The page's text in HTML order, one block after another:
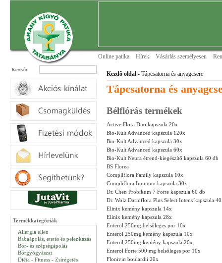
Online patika Hírek Vásárlás személyesen
Keresõ:
Termékkategóriák
Allergia ellen
Babaápolás, etetés és pelenkázás
Bőr- és szépségápolás
Bőrgyógyászat
Diéta - Fitness - Zsírégetés
Kezdõ oldal - Tápcsatorna és anyagcsere
Tápcsatorna és
Bélflórás termékek
Active Flora Duo kapszula 20x
Bio-Kult Advanced kapszula 120x
Bio-Kult Advanced kapszula 30x
Bio-Kult Advanced kapszula 60x
Bio-Kult Neura étrend-kiegészítő kapszula 60 db
BS Florea
Compliflora Family kapszula 10x
Compliflora Immuno kapszula 30x
Dr. Chen Probikum 7 Forte kapszula 60 db
Dr. Wolz Darmflora Plus Select Intens kapszula
Elinix kemény kapszula 14x
Elinix kemény kapszula 28x
Enterol 250mg belsőleges por 10x
Enterol 250mg kemény kapszula 10x
Enterol 250mg kemény kapszula 20x
Enterol Forte 500 mg belsőleges por 10x
Flonivin boulardii 20x